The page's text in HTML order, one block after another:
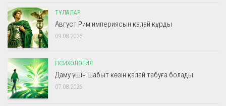
ТҰЛҒАЛАР
Август Рим империясын қалай құрды
09.08.2026
ПСИХОЛОГИЯ
Даму үшін шабыт көзін қалай табуға болады
07.08.2026